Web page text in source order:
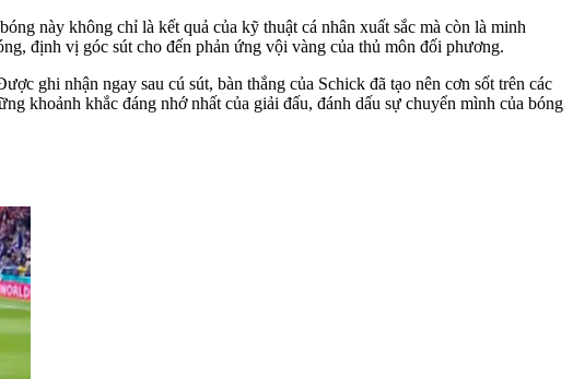
này không chỉ là kết quả của kỹ thuật cá nhân xuất sắc mà còn là minh
định vị góc sút cho đến phản ứng vội vàng của thủ môn đối phương.
ghi nhận ngay sau cú sút, bàn thắng của Schick đã tạo nên cơn sốt trên các
khoảnh khắc đáng nhớ nhất của giải đấu, đánh dấu sự chuyển mình của bóng